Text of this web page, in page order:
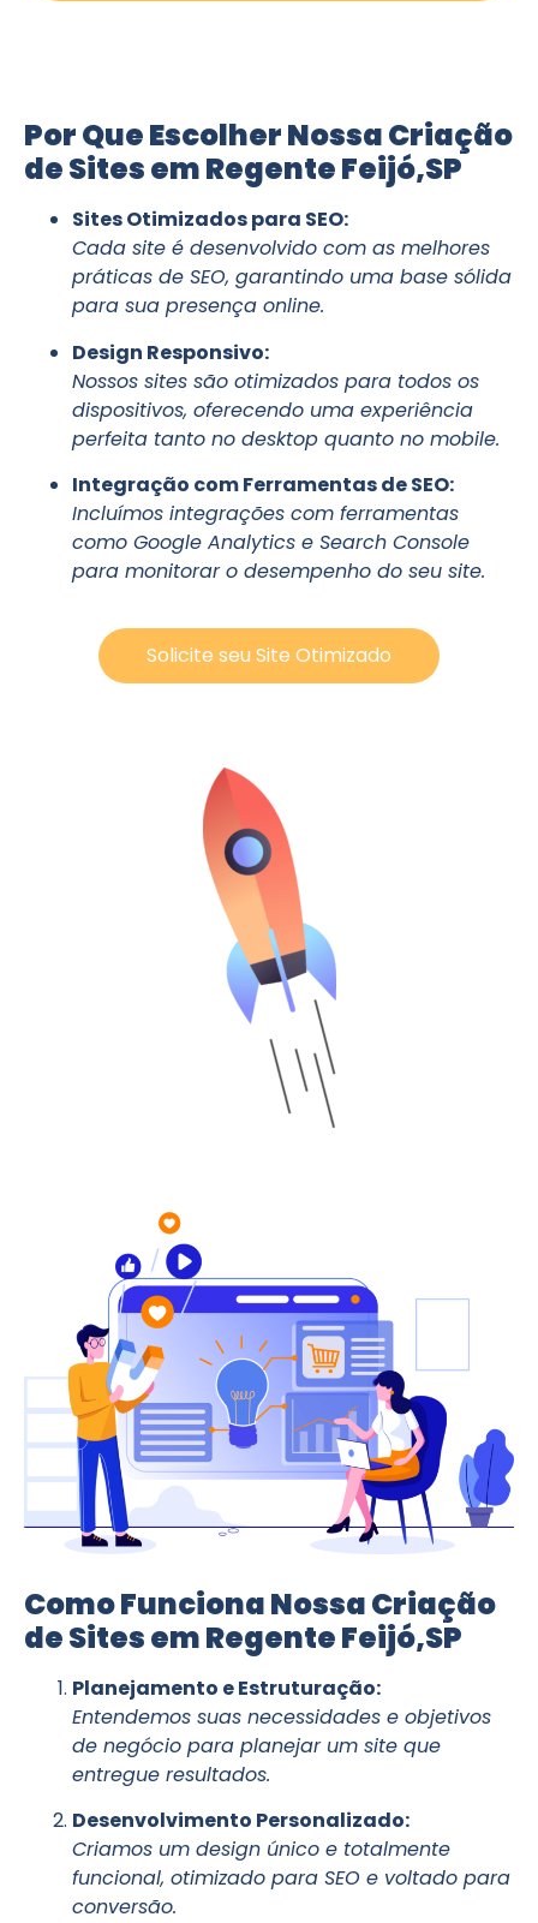
Por Que Escolher Nossa Criação
de Sites em Regente Feijó,SP
Sites Otimizados para SEO:
Cada site é desenvolvido com as melhores
práticas de SEO, garantindo uma base sólida
para sua presença online.
Design Responsivo:
Nossos sites são otimizados para todos os
dispositivos, oferecendo uma experiência
perfeita tanto no desktop quanto no mobile.
Integração com Ferramentas de SEO:
Incluímos integrações com ferramentas
como Google Analytics e Search Console
para monitorar o desempenho do seu site.
Solicite seu Site Otimizado
Como Funciona Nossa Criação
de Sites em Regente Feijó,SP
Planejamento e Estruturação:
Entendemos suas necessidades e objetivos
de negócio para planejar um site que
entregue resultados.
Desenvolvimento Personalizado:
Criamos um design único e totalmente
funcional, otimizado para SEO e voltado para
conversão.